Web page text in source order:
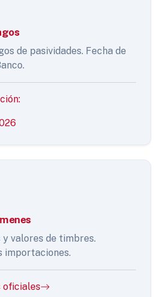
de pasividades. Fecha de
valores de timbres.
importaciones.
oficiales